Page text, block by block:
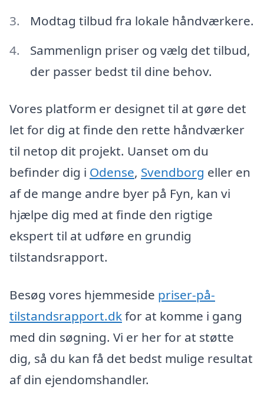
Modtag tilbud fra lokale håndværkere.
Sammenlign priser og vælg det tilbud,
der passer bedst til dine behov.
Vores platform er designet til at gøre det
let for dig at finde den rette håndværker
til netop dit projekt. Uanset om du
befinder dig i Odense, Svendborg eller en
af de mange andre byer på Fyn, kan vi
hjælpe dig med at finde den rigtige
ekspert til at udføre en grundig
tilstandsrapport.
Besøg vores hjemmeside priser-på-
tilstandsrapport.dkfor at komme i gang
med din søgning. Vi er her for at støtte
dig, så du kan få det bedst mulige resultat
af din ejendomshandler.